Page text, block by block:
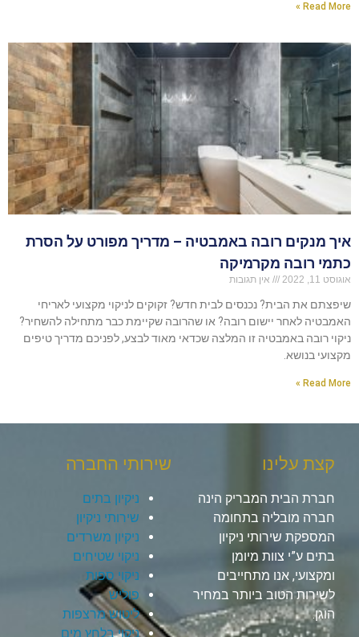
Read More »
איך מנקים רובה באמבטיה – מדריך מפורט על הסרת
כתמי רובה מקרמיקה
אוגוסט 11, 2022 אין תגובות
שיפצתם את הבית? נכנסים לבית חדש? זקוקים לניקוי מקצועי לאריחי
האמבטיה לאחר יישום רובה? או שהרובה שקיימת כבר מתחילה להשחיר?
ניקוי רובה באמבטיה זו המלצה שכדאי מאוד לבצע, לפניכם מדריך טיפים
מקצועי בנושא.
Read More »
קצת עלינו
חברת הבית המבריק הינה
חברה מובליה בתחומה
המספקת שירותי ניקיון
בתים ע”י צוות מיומן
ומקצועי, אנו מתחייבים
לשירות הטוב ביותר במחיר
הוגן.
שירותי החברה
ניקיון בתים
שירותי ניקיון
ניקיון משרדים
ניקוי שטיחים
ניקוי ספות
פוליש
ליטוש מרצפות
ניקוי בלחץ מים